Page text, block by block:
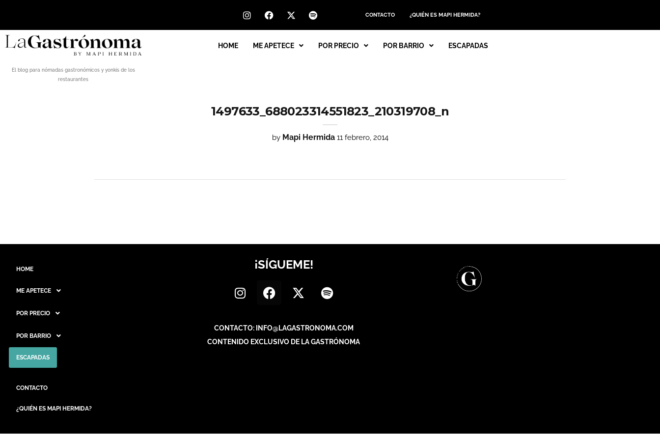
CONTACTO ¿QUIÉN ES MAPI HERMIDA?
El blog para nómadas gastronómicos y yonkis de los
restaurantes
HOME ME APETECE POR PRECIO POR BARRIO ESCAPADAS
1497633_688023314551823_210319708_n
by Mapi Hermida 11 febrero, 2014
HOME
ME APETECE
POR PRECIO
POR BARRIO
ESCAPADAS
CONTACTO
¿QUIÉN ES MAPI HERMIDA?
¡SÍGUEME!
CONTACTO: INFO@LAGASTRONOMA.COM
CONTENIDO EXCLUSIVO DE LA GASTRÓNOMA